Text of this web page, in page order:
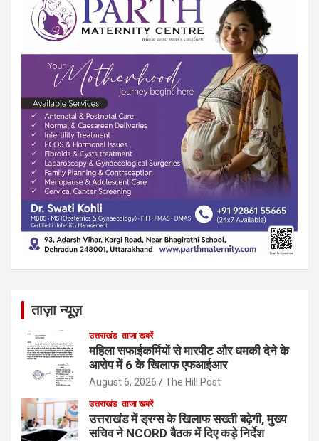
ताज़ा न्यूज़
उत्तराखंड ताजा खबरें
महिला सफाईकर्मियों से मारपीट और धमकी देने के
आरोप में 6 के खिलाफ एफआईआर
August 6, 2026 The Hill Post
उत्तराखंड ताजा खबरें
उत्तराखंड में ड्रग्स के खिलाफ सख्ती बढ़ेगी, मुख्य
सचिव ने NCORD बैठक में दिए कड़े निर्देश